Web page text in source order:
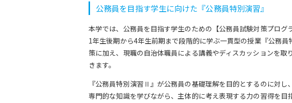
公務員を目指す学生に向けた『公務員特別演習』
本学では、公務員を目指す学生のための【公務員試験対策プログ
1年生後期から4年生前期まで段階的に学ぶ一貫型の授業『公務
策に加え、現職の自治体職員による講義やディスカッションを
きます。
『公務員特別演習Ⅱ』が公務員の基礎理解を目的とするのに対
専門的な知識を学びながら、主体的に考え表現する力の習得を目